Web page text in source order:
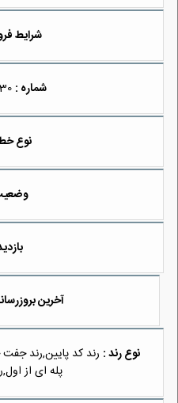
شرایط
شماره :
نوع
آخرین
نوع رند : رند کد پایین,رند
پله ای از